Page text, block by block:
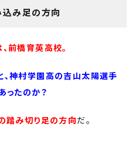
み足の方向
前橋育英高校。
神村学園高の吉山太陽選手
ったのか？
踏み切り足の方向だ。